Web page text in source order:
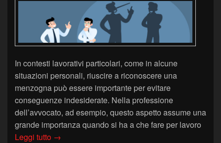
In contesti lavorativi particolari, come in alcune
situazioni personali, riuscire a riconoscere una
menzogna può essere importante per evitare
conseguenze indesiderate. Nella professione
dell’avvocato, ad esempio, questo aspetto assume una
grande importanza quando si ha a che fare per lavoro
Leggi tutto Riconoscere la menzogna: 5 condizioni utili –
→